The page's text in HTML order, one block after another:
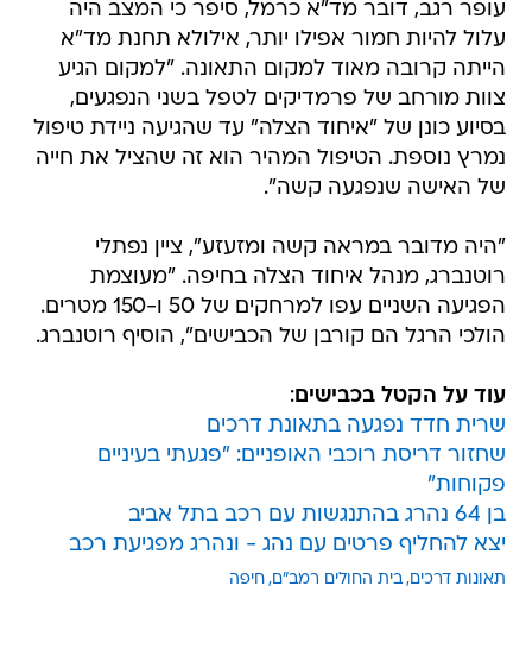
עופר רגב, דובר מד"א כרמל, סיפר כי המצב היה
עלול להיות חמור אפילו יותר, אילולא תחנת מד"א
הייתה קרובה מאוד למקום התאונה. "למקום הגיע
צוות מורחב של פרמדיקים לטפל בשני הנפגעים,
בסיוע כונן של "איחוד הצלה" עד שהגיעה ניידת טיפול
נמרץ נוספת. הטיפול המהיר הוא זה שהציל את חייה
של האישה שנפגעה קשה".
"היה מדובר במראה קשה ומזעזע", ציין נפתלי
רוטנברג, מנהל איחוד הצלה בחיפה. "מעוצמת
הפגיעה השניים עפו למרחקים של 50 ו-150 מטרים.
הולכי הרגל הם קורבן של הכבישים", הוסיף רוטנברג.
עוד על הקטל בכבישים:
שרית חדד נפגעה בתאונת דרכים
שחזור דריסת רוכבי האופניים: "פגעתי בעיניים
פקוחות"
בן 64 נהרג בהתנגשות עם רכב בתל אביב
יצא להחליף פרטים עם נהג - ונהרג מפגיעת רכב
תאונות דרכים בית החולים רמב"ם חיפה